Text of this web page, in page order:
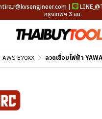
| LINE
กรุงเทพฯ 3 ชม.
AWS E70XX ลวดเชื่อมไฟฟ้า YAWATA